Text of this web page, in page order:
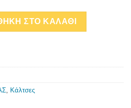
quantity
ΣΤΟ ΚΑΛΑΘΙ
Κάλτσες